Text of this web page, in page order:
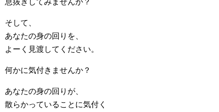
息抜きしてみませんか？
そして、
あなたの身の回りを、
よーく見渡してください。
何かに気付きませんか？
あなたの身の回りが、
散らかっていることに気付く